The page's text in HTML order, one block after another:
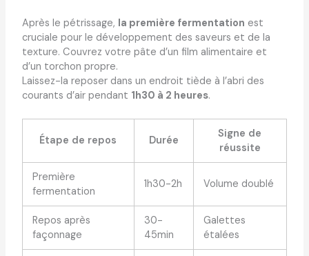
Après le pétrissage, la première fermentation est
cruciale pour le développement des saveurs et de la
texture. Couvrez votre pâte d’un film alimentaire et
d’un torchon propre.
Laissez-la reposer dans un endroit tiède à l’abri des
courants d’air pendant 1h30 à 2 heures.
Étape de repos Durée
Signe de
réussite
Première
fermentation
1h30-2h Volume doublé
Repos après
façonnage
30-
45min
Galettes
étalées